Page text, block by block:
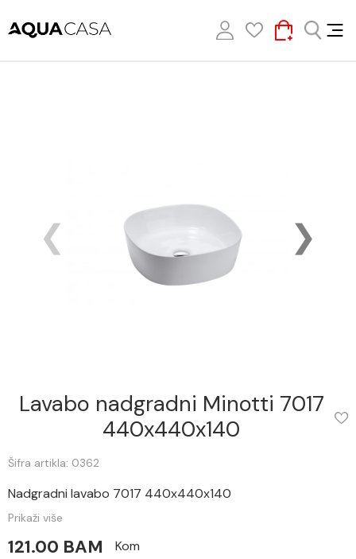
Lavabo nadgradni Minotti 7017
440x440x140
Šifra artikla: 0362
Nadgradni lavabo 7017 440x440x140
Prikaži više
121.00 BAM Kom